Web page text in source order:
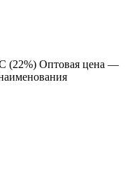
(22%) Оптовая цена —